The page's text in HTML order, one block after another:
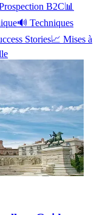
B2C📊
🔊 Techniques
Stories📈 Mises à